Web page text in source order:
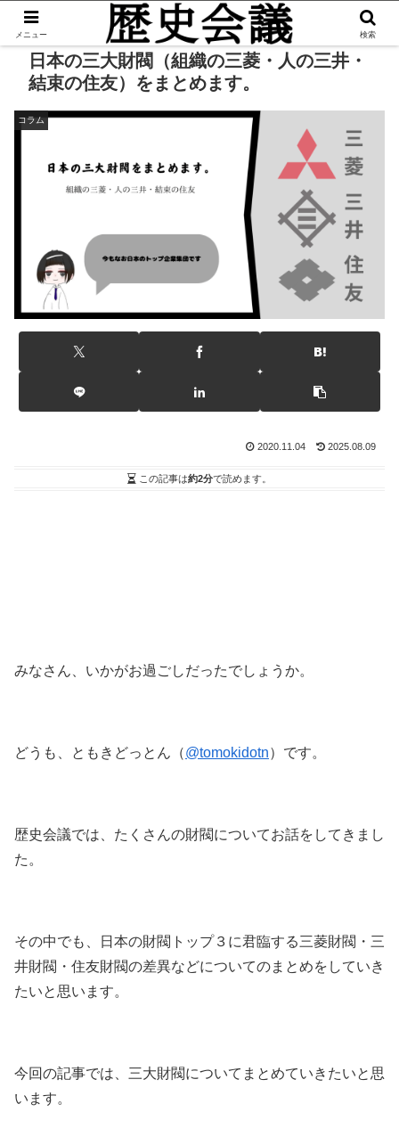
日本の三大財閥（組織の三菱・人の三井・
結束の住友）をまとめます。
コラム
2020.11.04 2025.08.09
この記事は約2分で読めます。
みなさん、いかがお過ごしだったでしょうか。
どうも、ともきどっとん（@tomokidotn）です。
歴史会議では、たくさんの財閥についてお話をしてきまし
た。
その中でも、日本の財閥トップ３に君臨する三菱財閥・三
井財閥・住友財閥の差異などについてのまとめをしていき
たいと思います。
今回の記事では、三大財閥についてまとめていきたいと思
います。
メニュー 検索